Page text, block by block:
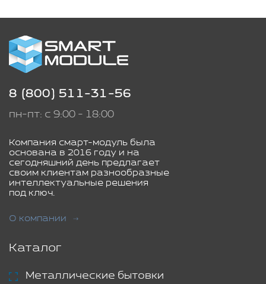
8 (800) 511-31-56
пн-пт: с 9:00 - 18:00
Компания смарт-модуль была
основана в 2016 году и на
сегодняшний день предлагает
своим клиентам разнообразные
интеллектуальные решения
под ключ.
О компании
Каталог
Металлические бытовки